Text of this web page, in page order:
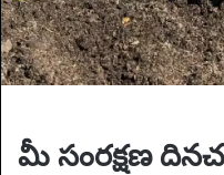
l
మీ సంరక్షణ